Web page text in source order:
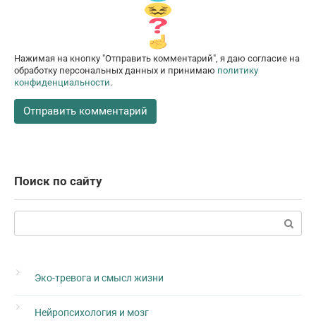
Нажимая на кнопку "Отправить комментарий", я даю согласие на
обработку персональных данных и принимаю политику
конфиденциальности.
Поиск по сайту
Эко-тревога и смысл жизни
Нейропсихология и мозг